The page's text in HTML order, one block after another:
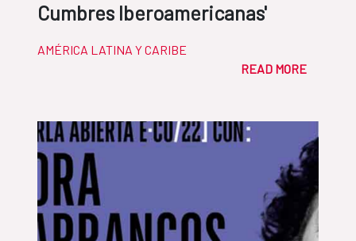
Cumbres Iberoamericanas'
AMÉRICA LATINA Y CARIBE
READ MORE